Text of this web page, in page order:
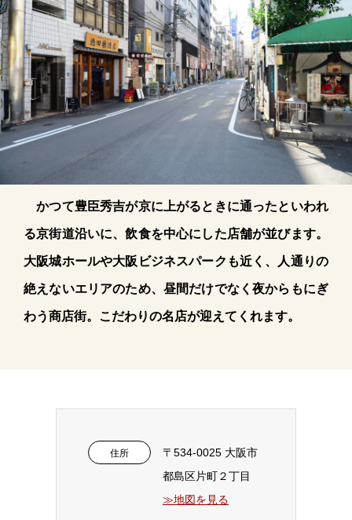
かつて豊臣秀吉が京に上がるときに通ったといわれ
る京街道沿いに、飲食を中心にした店舗が並びます。
大阪城ホールや大阪ビジネスパークも近く、人通りの
絶えないエリアのため、昼間だけでなく夜からもにぎ
わう商店街。こだわりの名店が迎えてくれます。
住所
〒534-0025 大阪市
都島区片町２丁目
≫地図を見る